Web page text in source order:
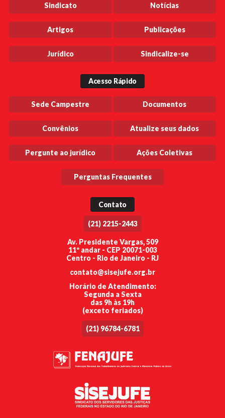
Sindicato Notícias
Artigos Publicações
Jurídico Sindicalize-se
Acesso Rápido
Sede Campestre Documentos
Convênios Atualize seus dados
Pergunte ao jurídico Ações Coletivas
Perguntas Frequentes
Contato
(21) 2215-2443
Av. Presidente Vargas, 509
11º andar - CEP 20071-003
Centro - Rio de Janeiro - RJ
contato@sisejufe.org.br
Horário de Atendimento:
Segunda a Sexta
das 9h às 19h
(exceto feriados)
(21) 96784-6781